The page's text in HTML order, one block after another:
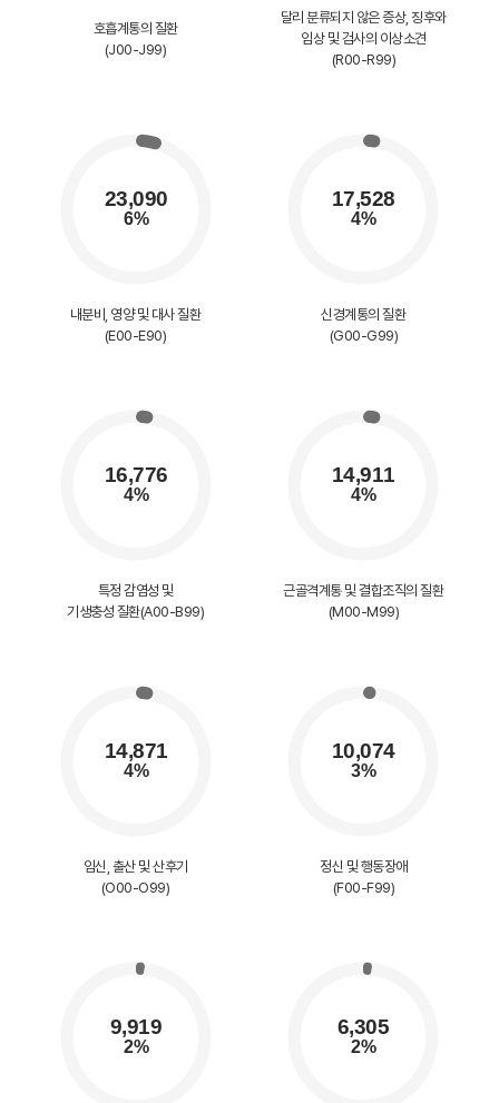
호흡계통의 질환
(J00-J99)
달리 분류되지 않은 증상, 징후와
임상 및 검사의 이상소견
(R00-R99)
내분비, 영양 및 대사 질환
(E00-E90)
신경계통의 질환
(G00-G99)
특정 감염성 및
기생충성 질환(A00-B99)
근골격계통 및 결합조직의 질환
(M00-M99)
임신, 출산 및 산후기
(O00-O99)
정신 및 행동장애
(F00-F99)